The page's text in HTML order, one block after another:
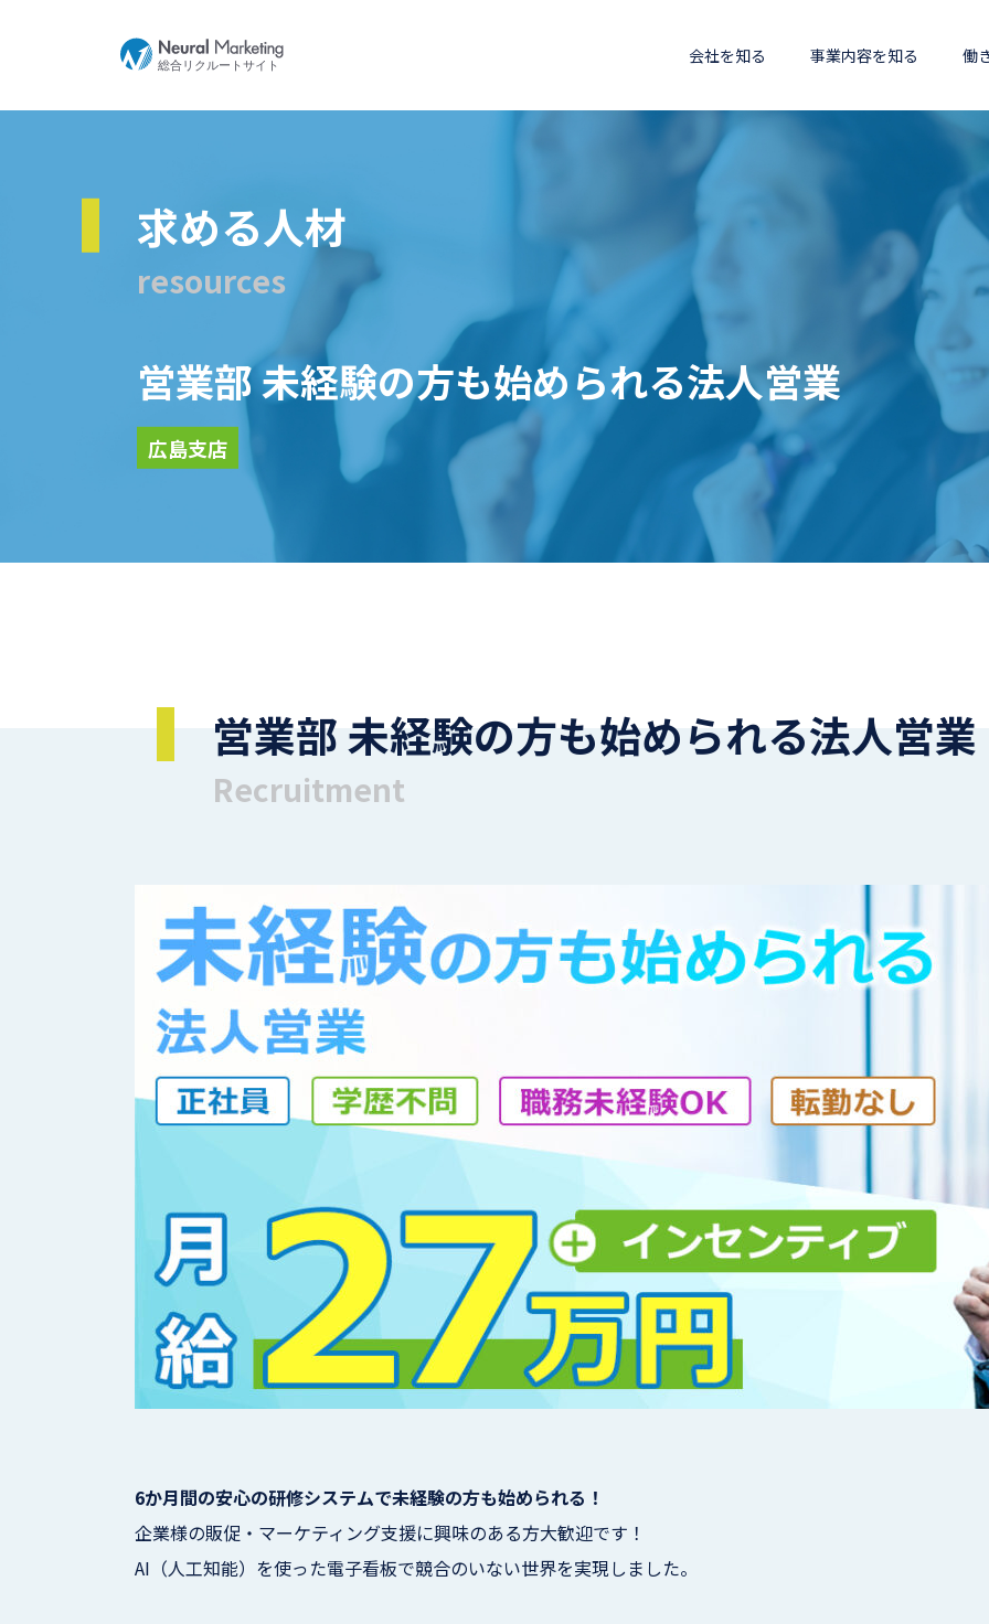
会社を知る 事業内容を知る 働
求める人材
resources
営業部 未経験の方も始められる法人営業
広島支店
営業部 未経験の方も始められる法人営業
Recruitment
6か月間の安心の研修システムで未経験の方も始められる！
企業様の販促・マーケティング支援に興味のある方大歓迎です！
AI（人工知能）を使った電子看板で競合のいない世界を実現しました。